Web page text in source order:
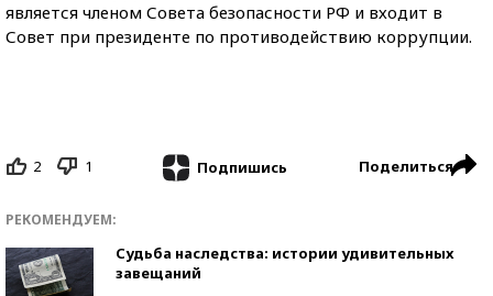
является членом Совета безопасности РФ и входит в
Совет при президенте по противодействию коррупции.
2 1 Подпишись Поделиться
РЕКОМЕНДУЕМ:
Судьба наследства: истории удивительных
завещаний